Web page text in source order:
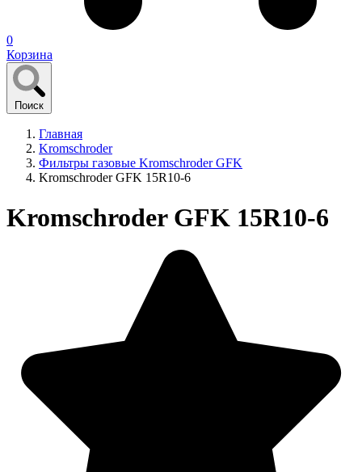
0
Корзина
Поиск
Главная
Kromschroder
Фильтры газовые Kromschroder GFK
Kromschroder GFK 15R10-6
Kromschroder GFK 15R10-6